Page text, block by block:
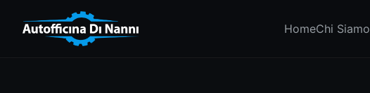
HomeChi Siamo